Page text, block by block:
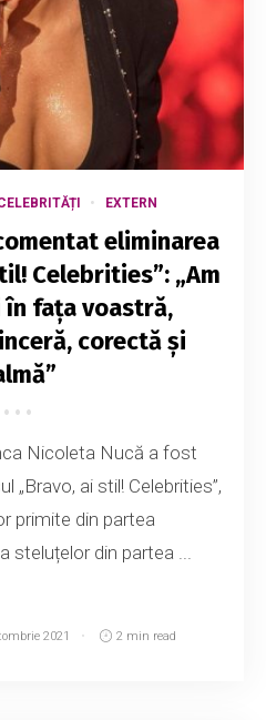
EXTERN
eliminarea
Celebrities”: „Am
în fața voastră,
corectă și
Nicoleta Nucă a fost
„Bravo, ai stil! Celebrities”,
primite din partea
steluțelor din partea ...
2021 2 min read